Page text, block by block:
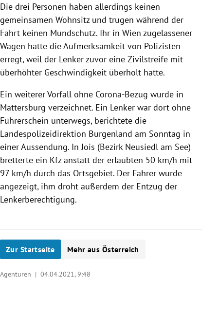
Die drei Personen haben allerdings keinen
gemeinsamen Wohnsitz und trugen während der
Fahrt keinen Mundschutz. Ihr in Wien zugelassener
Wagen hatte die Aufmerksamkeit von Polizisten
erregt, weil der Lenker zuvor eine Zivilstreife mit
überhöhter Geschwindigkeit überholt hatte.
Ein weiterer Vorfall ohne Corona-Bezug wurde in
Mattersburg verzeichnet. Ein Lenker war dort ohne
Führerschein unterwegs, berichtete die
Landespolizeidirektion Burgenland am Sonntag in
einer Aussendung. In Jois (Bezirk Neusiedl am See)
bretterte ein Kfz anstatt der erlaubten 50 km/h mit
97 km/h durch das Ortsgebiet. Der Fahrer wurde
angezeigt, ihm droht außerdem der Entzug der
Lenkerberechtigung.
Zur Startseite Mehr aus Österreich
Agenturen | 04.04.2021, 9:48